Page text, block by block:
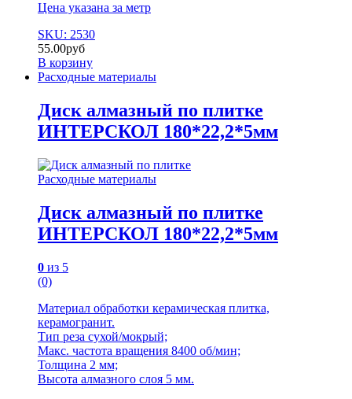
Цена указана за метр
SKU: 2530
55.00руб
В корзину
Расходные материалы
Диск алмазный по плитке
ИНТЕРСКОЛ 180*22,2*5мм
Расходные материалы
Диск алмазный по плитке
ИНТЕРСКОЛ 180*22,2*5мм
0 из 5
(0)
Материал обработки керамическая плитка,
керамогранит.
Тип реза сухой/мокрый;
Макс. частота вращения 8400 об/мин;
Толщина 2 мм;
Высота алмазного слоя 5 мм.